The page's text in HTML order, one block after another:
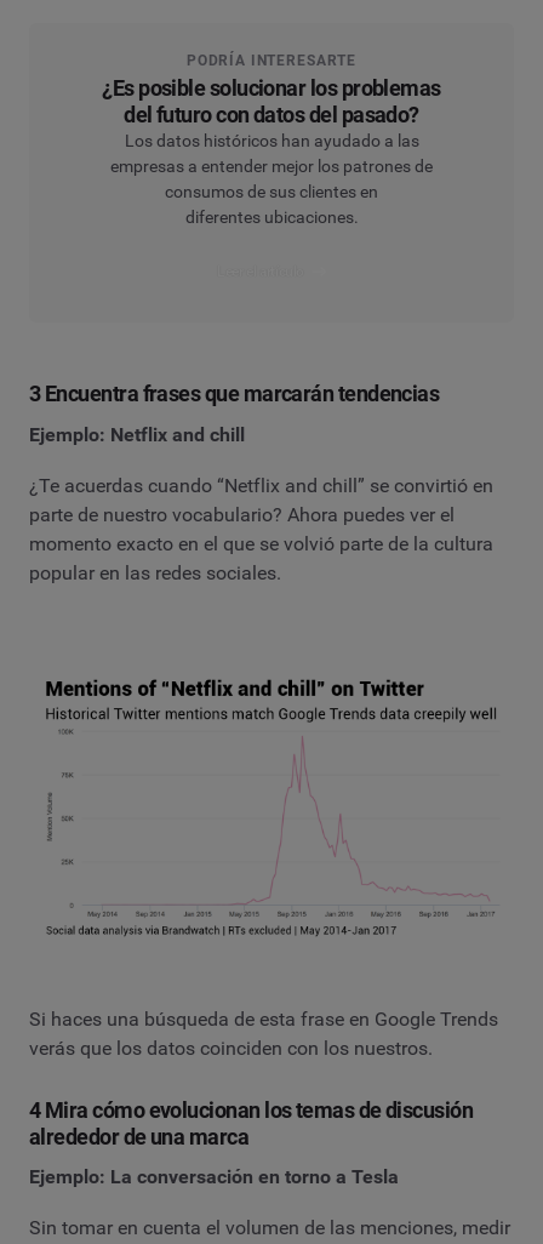
PODRÍA INTERESARTE
¿Es posible solucionar los problemas
del futuro con datos del pasado?
Los datos históricos han ayudado a las
empresas a entender mejor los patrones de
consumos de sus clientes en
diferentes ubicaciones.
3 Encuentra frases que marcarán tendencias
Ejemplo: Netflix and chill
¿Te acuerdas cuando “Netflix and chill” se convirtió en
parte de nuestro vocabulario? Ahora puedes ver el
momento exacto en el que se volvió parte de la cultura
popular en las redes sociales.
Si haces una búsqueda de esta frase en Google Trends
verás que los datos coinciden con los nuestros.
4 Mira cómo evolucionan los temas de discusión
alrededor de una marca
Ejemplo: La conversación en torno a Tesla
Sin tomar en cuenta el volumen de las menciones, medir